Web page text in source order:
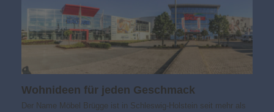
Wohnideen für jeden Geschmack
Der Name Möbel Brügge ist in Schleswig-Holstein seit mehr als